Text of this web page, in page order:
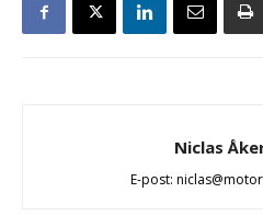
Niclas
E-post: